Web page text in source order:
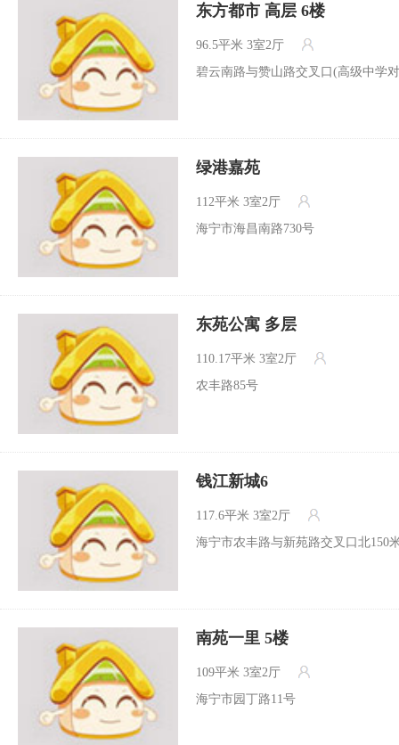
东方都市 高层 6楼
96.5平米 3室2厅
碧云南路与赞山路交叉口(高级中学
绿港嘉苑
112平米 3室2厅
海宁市海昌南路730号
东苑公寓 多层
110.17平米 3室2厅
农丰路85号
钱江新城6
117.6平米 3室2厅
海宁市农丰路与新苑路交叉口北150
南苑一里 5楼
109平米 3室2厅
海宁市园丁路11号